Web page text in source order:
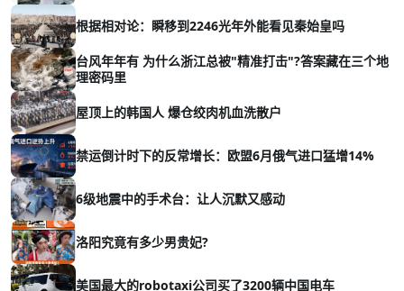
根据相对论：瞬移到2246光年外能看见秦始皇吗
台风年年有 为什么浙江总被"精准打击"?答案藏在三个地
理密码里
屋顶上的韩国人 爆仓绞肉机血洗散户
禁运倒计时下的反常增长：欧盟6月俄气进口猛增14%
6级地震中的手术台：让人沉默又感动
洛阳究竟有多少男贵妃?
美国最大的robotaxi公司买了3200辆中国电车